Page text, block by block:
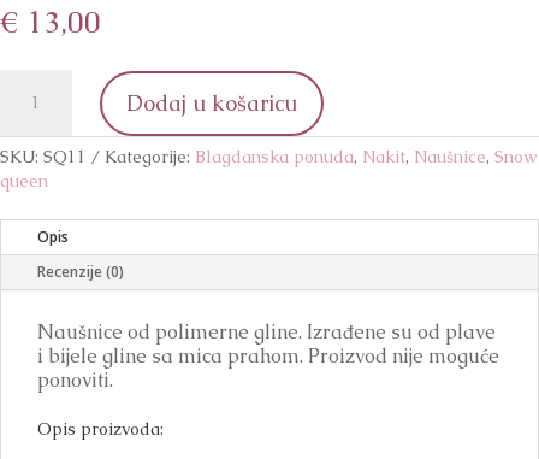
€ 13,00
queen
količina
Dodaj u košaricu
SKU: SQ11 Kategorije: Blagdanska ponuda, Nakit, Naušnice, Snow
queen
Opis
Recenzije (0)
Naušnice od polimerne gline. Izrađene su od plave
i bijele gline sa mica prahom. Proizvod nije moguće
ponoviti.
Opis proizvoda: